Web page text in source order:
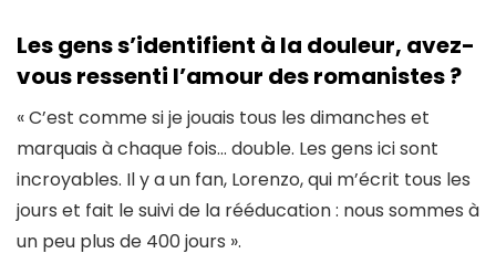
Les gens s’identifient à la douleur, avez-
vous ressenti l’amour des romanistes ?
« C’est comme si je jouais tous les dimanches et
marquais à chaque fois… double. Les gens ici sont
incroyables. Il y a un fan, Lorenzo, qui m’écrit tous les
jours et fait le suivi de la rééducation : nous sommes à
un peu plus de 400 jours ».